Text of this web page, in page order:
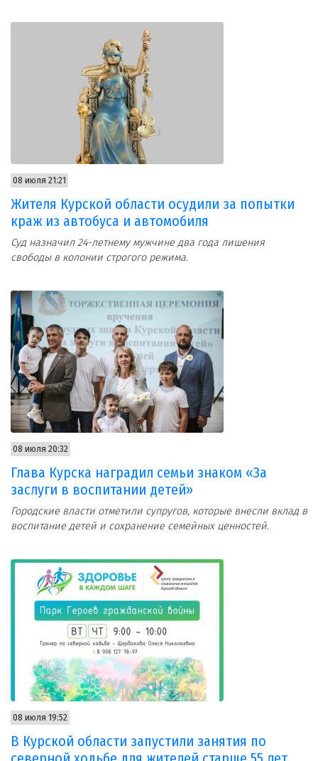
08 июля 21:21
Жителя Курской области осудили за попытки
краж из автобуса и автомобиля
Суд назначил 24-летнему мужчине два года лишения
свободы в колонии строгого режима.
08 июля 20:32
Глава Курска наградил семьи знаком «За
заслуги в воспитании детей»
Городские власти отметили супругов, которые внесли вклад в
воспитание детей и сохранение семейных ценностей.
08 июля 19:52
В Курской области запустили занятия по